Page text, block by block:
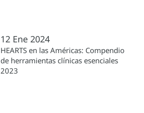
12 Ene 2024
HEARTS en las Américas: Compendio
de herramientas clínicas esenciales
2023